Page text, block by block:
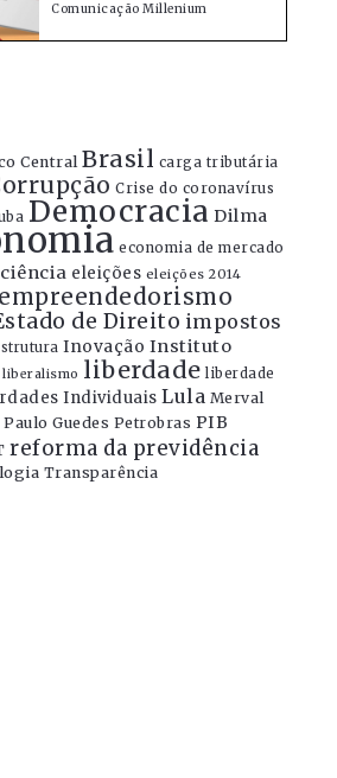
Comunicação Millenium
Central Brasil carga tributária
Crise do coronavírus
Democracia Dilma
economia de mercado
eleições eleições 2014
empreendedorismo
de Direito impostos
Inovação Instituto
liberalismo liberdade liberdade
Individuais Lula Merval
Paulo Guedes Petrobras PIB
reforma da previdência
Transparência